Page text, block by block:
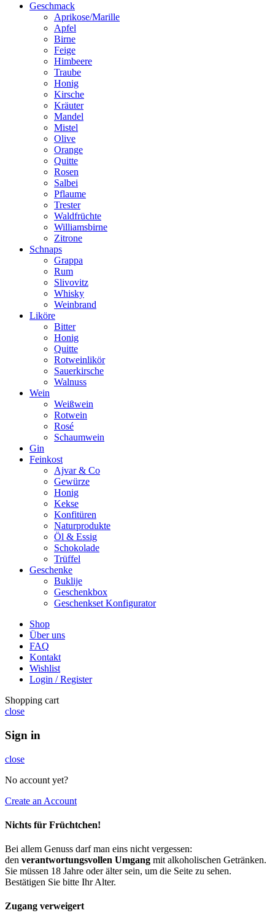
Geschmack
Aprikose/Marille
Apfel
Birne
Feige
Himbeere
Traube
Honig
Kirsche
Kräuter
Mandel
Mistel
Olive
Orange
Quitte
Rosen
Salbei
Pflaume
Trester
Waldfrüchte
Williamsbirne
Zitrone
Schnaps
Grappa
Rum
Slivovitz
Whisky
Weinbrand
Liköre
Bitter
Honig
Quitte
Rotweinlikör
Sauerkirsche
Walnuss
Wein
Weißwein
Rotwein
Rosé
Schaumwein
Gin
Feinkost
Ajvar & Co
Gewürze
Honig
Kekse
Konfitüren
Naturprodukte
Öl & Essig
Schokolade
Trüffel
Geschenke
Buklije
Geschenkbox
Geschenkset Konfigurator
Shop
Über uns
FAQ
Kontakt
Wishlist
Login / Register
Shopping cart
close
Sign in
close
No account yet?
Create an Account
Nichts für Früchtchen!
Bei allem Genuss darf man eins nicht vergessen:
den verantwortungsvollen Umgang mit alkoholischen Getränken.
Sie müssen 18 Jahre oder älter sein, um die Seite zu sehen.
Bestätigen Sie bitte Ihr Alter.
Zugang verweigert